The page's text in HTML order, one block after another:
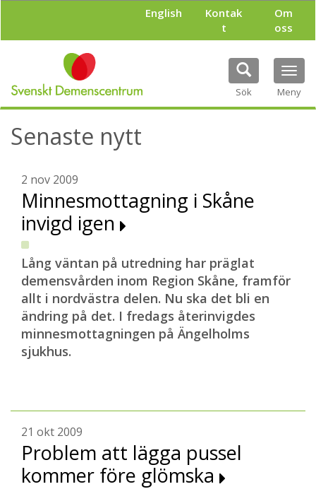
l
English
Kontak
t
Om
oss
Sök Meny
Senaste nytt
2 nov 2009
Minnesmottagning i Skåne
invigd igen
Lång väntan på utredning har präglat
demensvården inom Region Skåne, framför
allt i nordvästra delen. Nu ska det bli en
ändring på det. I fredags återinvigdes
minnesmottagningen på Ängelholms
sjukhus.
21 okt 2009
Problem att lägga pussel
kommer före glömska